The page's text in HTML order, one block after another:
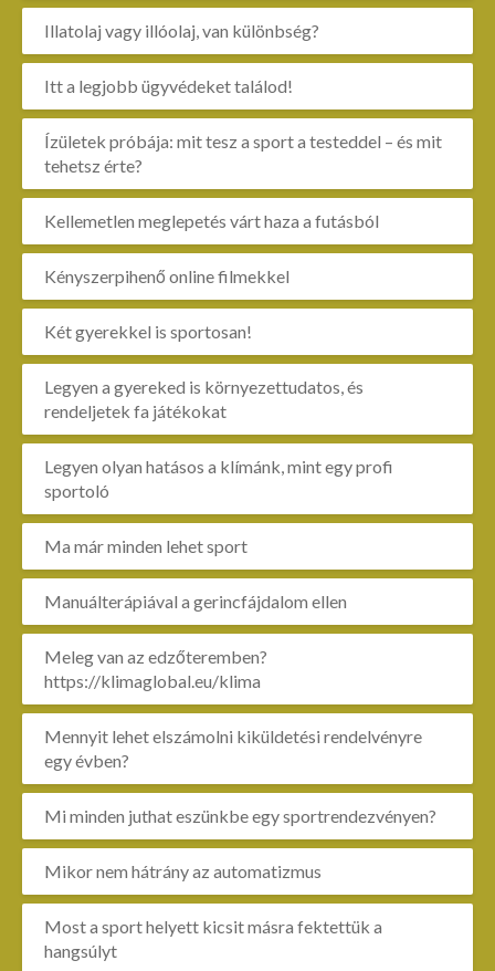
Illatolaj vagy illóolaj, van különbség?
Itt a legjobb ügyvédeket találod!
Ízületek próbája: mit tesz a sport a testeddel – és mit
tehetsz érte?
Kellemetlen meglepetés várt haza a futásból
Kényszerpihenő online filmekkel
Két gyerekkel is sportosan!
Legyen a gyereked is környezettudatos, és
rendeljetek fa játékokat
Legyen olyan hatásos a klímánk, mint egy profi
sportoló
Ma már minden lehet sport
Manuálterápiával a gerincfájdalom ellen
Meleg van az edzőteremben?
https://klimaglobal.eu/klima
Mennyit lehet elszámolni kiküldetési rendelvényre
egy évben?
Mi minden juthat eszünkbe egy sportrendezvényen?
Mikor nem hátrány az automatizmus
Most a sport helyett kicsit másra fektettük a
hangsúlyt